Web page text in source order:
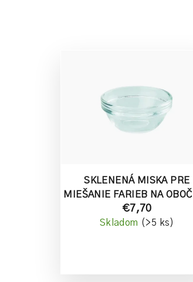
t
SKLENENÁ MISKA PRE
MIEŠANIE FARIEB NA
RIASY
€7,70
Skladom (>5 ks)